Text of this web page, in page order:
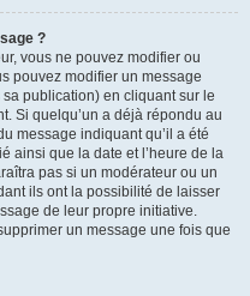
?
vous ne pouvez modifier ou
pouvez modifier un message
publication) en cliquant sur le
Si quelqu’un a déjà répondu au
message indiquant qu’il a été
ainsi que la date et l’heure de la
pas si un modérateur ou un
ils ont la possibilité de laisser
de leur propre initiative.
un message une fois que